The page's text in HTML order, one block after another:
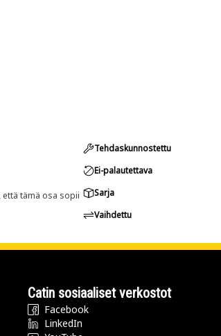
että tämä osa sopii
Tehdaskunnostettu
Ei-palautettava
Sarja
Vaihdettu
Catin sosiaaliset verkostot
Facebook
LinkedIn